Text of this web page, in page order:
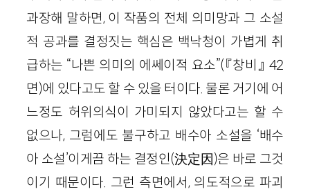
과장해 말하면, 이 작품의 전체 의미망과 그 소설
적 공과를 결정짓는 핵심은 백낙청이 가볍게 취
급하는 “나쁜 의미의 에쎄이적 요소”(『창비』 42
면)에 있다고도 할 수 있을 터이다. 물론 거기에 어
느정도 허위의식이 가미되지 않았다고는 할 수
없으나, 그럼에도 불구하고 배수아 소설을 ‘배수
아 소설’이게끔 하는 결정인(決定因)은 바로 그것
이기 때문이다. 그런 측면에서, 의도적으로 파괴